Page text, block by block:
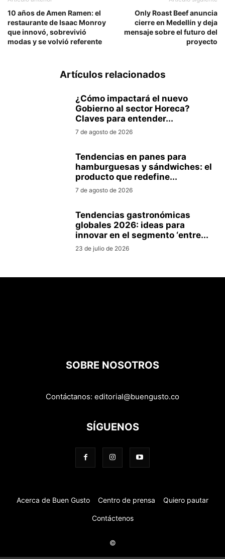
10 años de Amen Ramen: el
restaurante de Isaac Monroy
que innovó, sobrevivió
modas y se volvió referente
Only Roast Beef anuncia
cierre en Medellín y deja
mensaje sobre el futuro del
proyecto
Artículos relacionados
¿Cómo impactará el nuevo
Gobierno al sector Horeca?
Claves para entender...
7 de agosto de 2026
Tendencias en panes para
hamburguesas y sándwiches: el
producto que redefine...
7 de agosto de 2026
Tendencias gastronómicas
globales 2026: ideas para
innovar en el segmento ‘entre...
23 de julio de 2026
SOBRE NOSOTROS
Contáctanos: editorial@buengusto.co
SÍGUENOS
Acerca de Buen Gusto Centro de prensa Quiero pautar
Contáctenos
©